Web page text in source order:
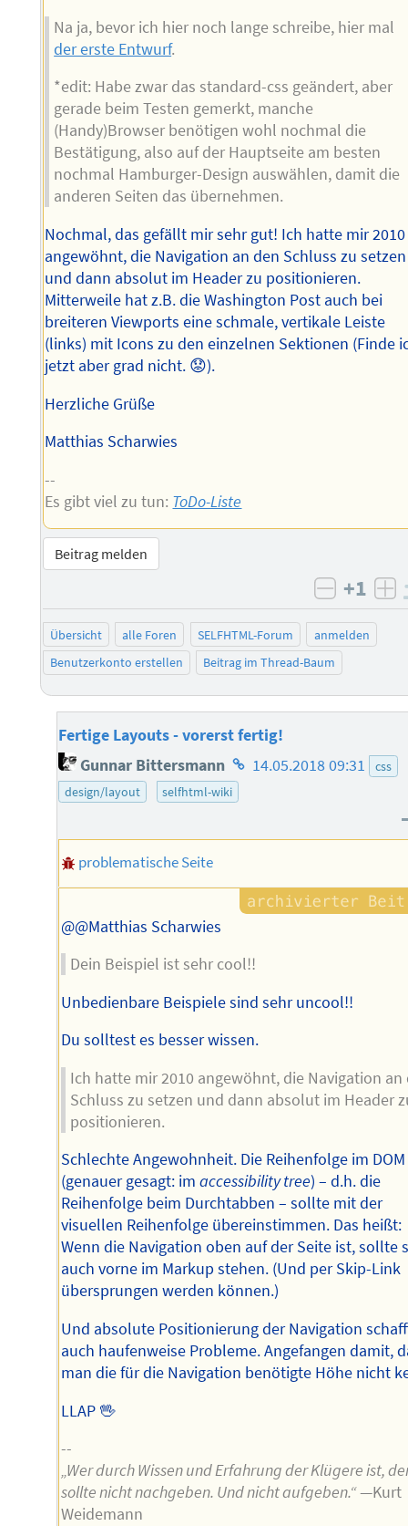
Na ja, bevor ich hier noch lange schreibe, hier mal
der erste Entwurf.
*edit: Habe zwar das standard-css geändert, aber
gerade beim Testen gemerkt, manche
(Handy)Browser benötigen wohl nochmal die
Bestätigung, also auf der Hauptseite am besten
nochmal Hamburger-Design auswählen, damit die
anderen Seiten das übernehmen.
Nochmal, das gefällt mir sehr gut! Ich hatte mir 2010
angewöhnt, die Navigation an den Schluss zu setzen
und dann absolut im Header zu positionieren.
Mitterweile hat z.B. die Washington Post auch bei
breiteren Viewports eine schmale, vertikale Leiste
(links) mit Icons zu den einzelnen Sektionen (Finde
jetzt aber grad nicht. 😟).
Herzliche Grüße
Matthias Scharwies
--
Es gibt viel zu tun: ToDo-Liste
Beitrag melden
negativ
+1
Übersicht alle Foren SELFHTML-Forum
anmelden
Benutzerkonto erstellen
Beitrag im Thread-Baum
Fertige Layouts - vorerst fertig!
Gunnar Bittersmann Homepage
des
14.05.2018 09:31
css
design/layout
selfhtml-wiki
problematische Seite
@@Matthias Scharwies
Dein Beispiel ist sehr cool!!
Unbedienbare Beispiele sind sehr uncool!!
Du solltest es besser wissen.
Ich hatte mir 2010 angewöhnt, die Navigation an
Schluss zu setzen und dann absolut im Header
positionieren.
Schlechte Angewohnheit. Die Reihenfolge im DOM
(genauer gesagt: imaccessibility tree) – d.h. die
Reihenfolge beim Durchtabben – sollte mit der
visuellen Reihenfolge übereinstimmen. Das heißt:
Wenn die Navigation oben auf der Seite ist, sollte
auch vorne im Markup stehen. (Und per Skip-Link
übersprungen werden können.)
Und absolute Positionierung der Navigation
auch haufenweise Probleme. Angefangen damit,
man die für die Navigation benötigte Höhe nicht
LLAP 🖖
--
„Wer durch Wissen und Erfahrung der Klügere ist,
sollte nicht nachgeben. Und nicht aufgeben.“—Kurt
Weidemann